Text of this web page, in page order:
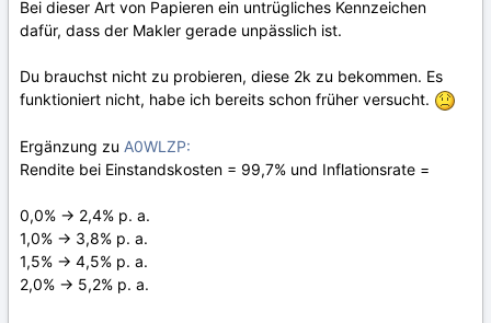
Bei dieser Art von Papieren ein untrügliches Kennzeichen
dafür, dass der Makler gerade unpässlich ist.
Du brauchst nicht zu probieren, diese 2k zu bekommen. Es
funktioniert nicht, habe ich bereits schon früher versucht.
Ergänzung zu A0WLZP:
Rendite bei Einstandskosten = 99,7% und Inflationsrate =
0,0% -> 2,4% p. a.
1,0% -> 3,8% p. a.
1,5% -> 4,5% p. a.
2,0% -> 5,2% p. a.